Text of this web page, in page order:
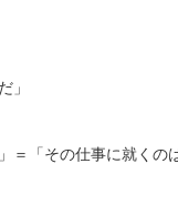
」
＝「その仕事に就くの